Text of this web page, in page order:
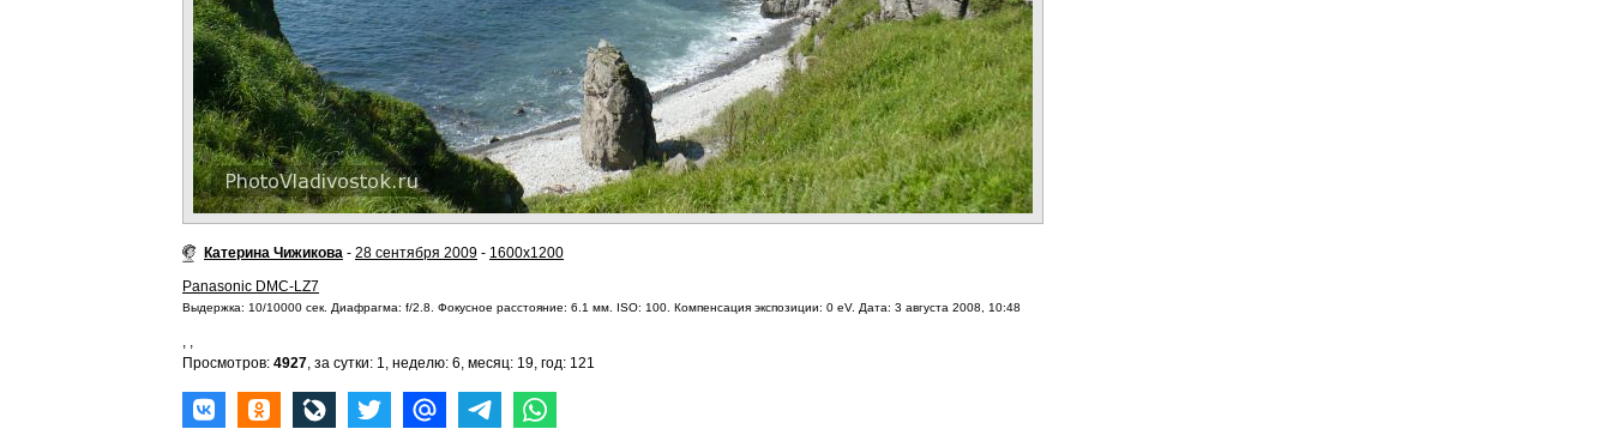
Катерина Чижикова - 28 сентября 2009 - 1600x1200
Panasonic DMC-LZ7
Выдержка: 10/10000 сек. Диафрагма: f/2.8. Фокусное расстояние: 6.1 мм. ISO: 100. Компенсация экспозиции: 0 eV. Дата: 3 августа 2008, 10:48
, ,
Просмотров: 4927, за сутки: 1, неделю: 6, месяц: 19, год: 121